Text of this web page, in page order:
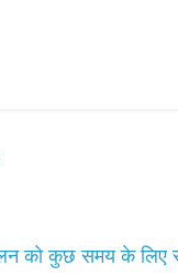
को कुछ समय के लिए